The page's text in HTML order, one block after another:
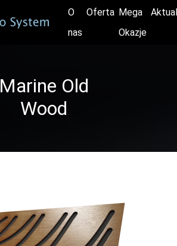
O
nas
Oferta Mega
Okazje
Marine Old
Wood